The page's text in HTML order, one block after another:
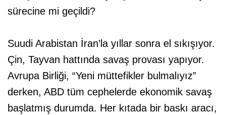
sürecine mi geçildi?
Suudi Arabistan İran’la yıllar sonra el sıkışıyor.
Çin, Tayvan hattında savaş provası yapıyor.
Avrupa Birliği, “Yeni müttefikler bulmalıyız”
derken, ABD tüm cephelerde ekonomik savaş
başlatmış durumda. Her kıtada bir baskı aracı,